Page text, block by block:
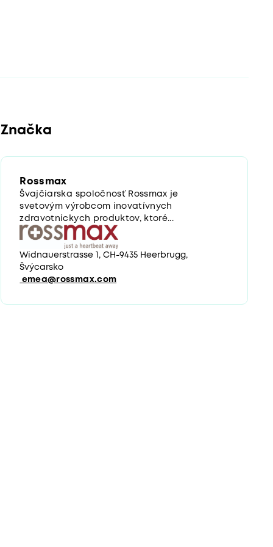
Značka
Rossmax
Švajčiarska spoločnosť Rossmax je
svetovým výrobcom inovatívnych
zdravotníckych produktov, ktoré...
Widnauerstrasse 1, CH-9435 Heerbrugg,
Švýcarsko
emea@rossmax.com